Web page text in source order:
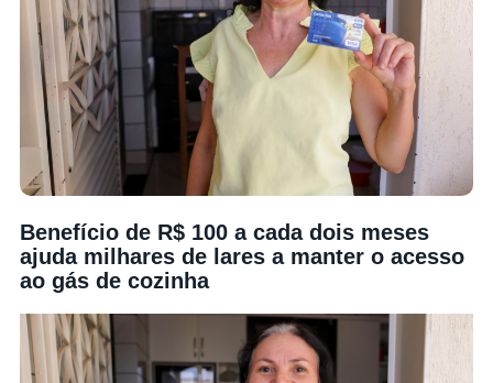
Benefício de R$ 100 a cada dois meses
ajuda milhares de lares a manter o acesso
ao gás de cozinha